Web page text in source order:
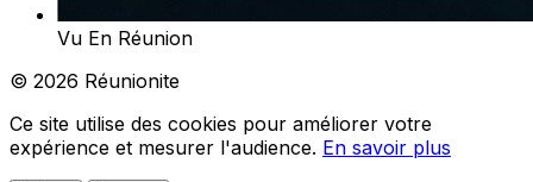
Vu En Réunion
© 2026 Réunionite
Ce site utilise des cookies pour améliorer votre
expérience et mesurer l'audience. En savoir plus